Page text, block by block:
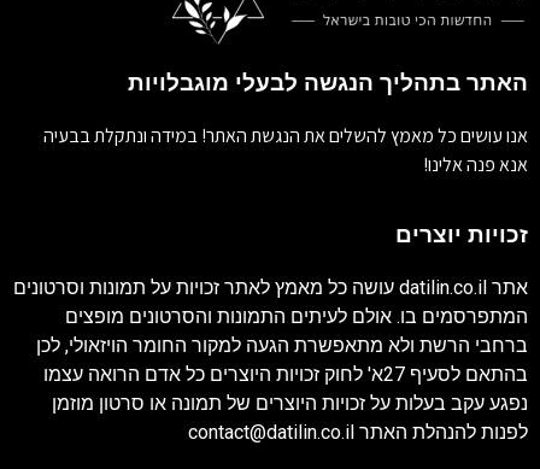
האתר בתהליך הנגשה לבעלי מוגבלויות
אנו עושים כל מאמץ להשלים את הנגשת האתר! במידה ונתקלת בבעיה
אנא פנה אלינו!
זכויות יוצרים
אתר datilin.co.il עושה כל מאמץ לאתר זכויות על תמונות וסרטונים
המתפרסמים בו. אולם לעיתים התמונות והסרטונים מופצים
ברחבי הרשת ולא מתאפשרת הגעה למקור החומר הויזאולי, לכן
בהתאם לסעיף 27א' לחוק זכויות היוצרים כל אדם הרואה עצמו
נפגע עקב בעלות על זכויות היוצרים של תמונה או סרטון מוזמן
לפנות להנהלת האתר contact@datilin.co.il